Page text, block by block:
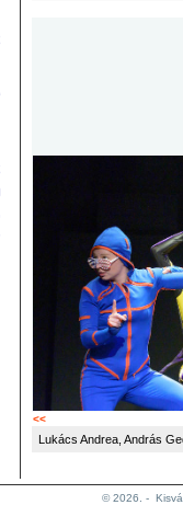
<<
Lukács Andrea, András
© 2026. -